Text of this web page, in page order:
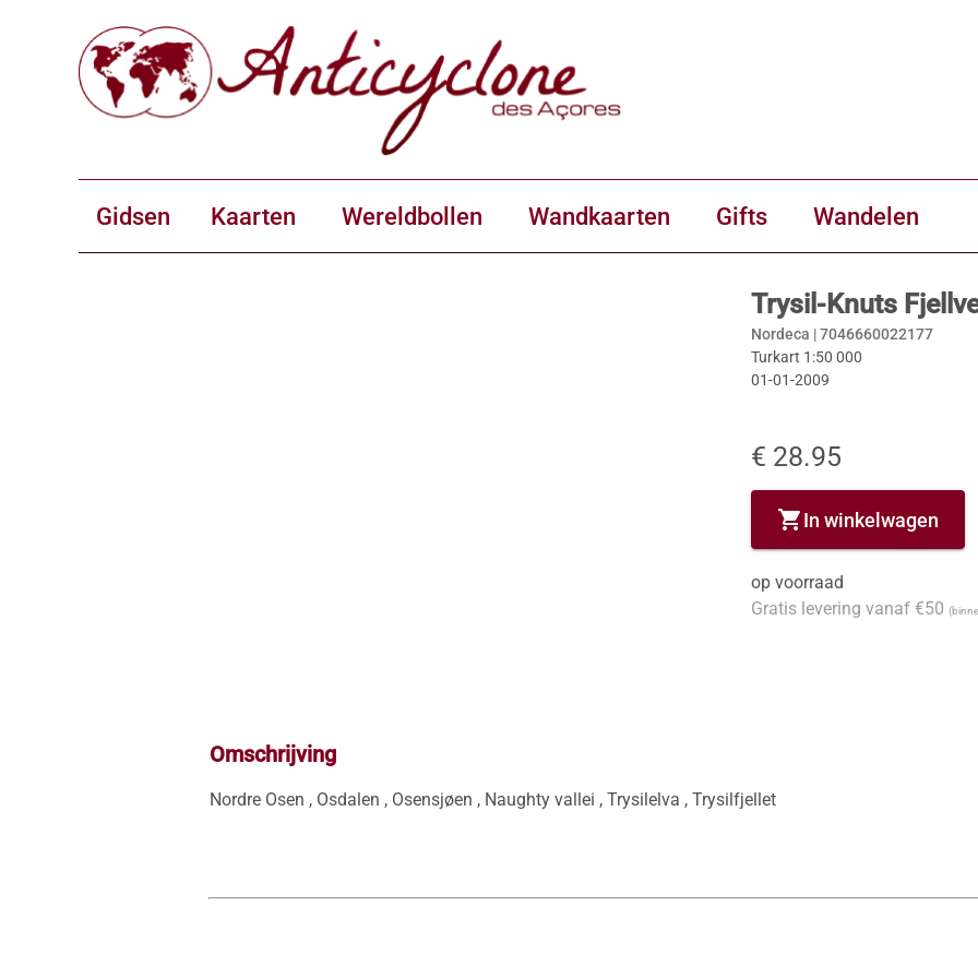
Gidsen Kaarten Wereldbollen Wandkaarten Gifts Wandelen
Trysil-Knuts
Nordeca |7046660022177
Turkart 1:50 000
01-01-2009
€ 28.95
shopping_cartIn winkelwagen
op voorraad
Gratis levering vanaf €50
Omschrijving
Nordre Osen , Osdalen , Osensjøen , Naughty vallei , Trysilelva , Trysilfjellet